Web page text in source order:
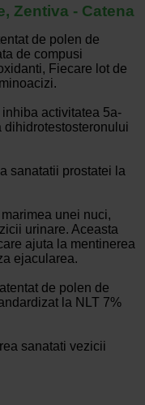
Zentiva - Catena
de polen de
de compusi
Fiecare lot de
activitatea 5a-
dihidrotestosteronului
sanatatii prostatei la
unei nuci,
urinare. Aceasta
ajuta la mentinerea
ejacularea.
de polen de
la NLT 7%
sanatati vezicii